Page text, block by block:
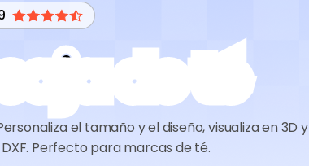
de té
el tamaño y el diseño, visualiza en 3D y
Perfecto para marcas de té.